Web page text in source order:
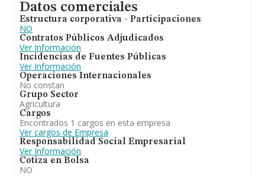
Datos comerciales
Estructura corporativa - Participaciones
NO
Contratos Públicos Adjudicados
Ver Información
Incidencias de Fuentes Públicas
Ver Información
Operaciones Internacionales
No constan
Grupo Sector
Agricultura
Cargos
Encontrados 1 cargos en esta empresa
Ver cargos de Empresa
Responsabilidad Social Empresarial
Ver Información
Cotiza en Bolsa
NO